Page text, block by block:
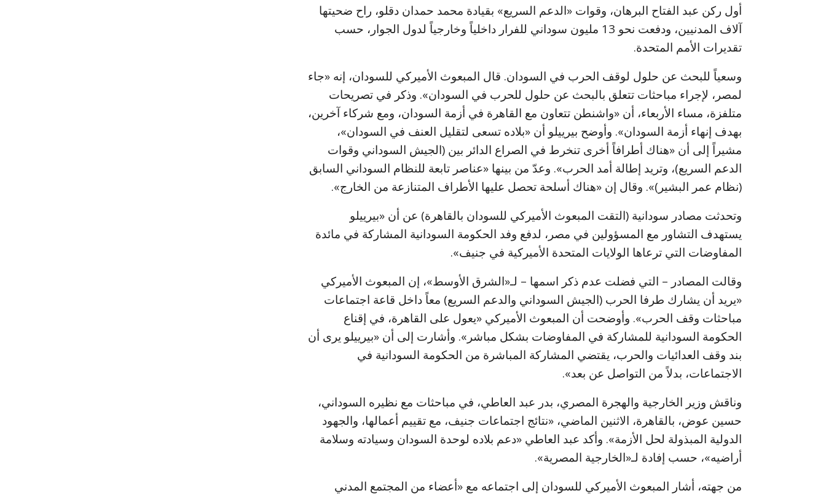
أول ركن عبد الفتاح البرهان، وقوات «الدعم السريع» بقيادة محمد حمدان دقلو، راح ضحيتها
آلاف المدنيين، ودفعت نحو 13 مليون سوداني للفرار داخلياً وخارجياً لدول الجوار، حسب
تقديرات الأمم المتحدة.
وسعياً للبحث عن حلول لوقف الحرب في السودان. قال المبعوث الأميركي للسودان، إنه «جاء
لمصر، لإجراء مباحثات تتعلق بالبحث عن حلول للحرب في السودان». وذكر في تصريحات
متلفزة، مساء الأربعاء، أن «واشنطن تتعاون مع القاهرة في أزمة السودان، ومع شركاء آخرين،
بهدف إنهاء أزمة السودان». وأوضح بيرييلو أن «بلاده تسعى لتقليل العنف في السودان»،
مشيراً إلى أن «هناك أطرافاً أخرى تنخرط في الصراع الدائر بين (الجيش السوداني وقوات
الدعم السريع)، وتريد إطالة أمد الحرب». وعدّ من بينها «عناصر تابعة للنظام السوداني السابق
(نظام عمر البشير)». وقال إن «هناك أسلحة تحصل عليها الأطراف المتنازعة من الخارج».
وتحدثت مصادر سودانية (التقت المبعوث الأميركي للسودان بالقاهرة) عن أن «بيرييلو
يستهدف التشاور مع المسؤولين في مصر، لدفع وفد الحكومة السودانية المشاركة في مائدة
المفاوضات التي ترعاها الولايات المتحدة الأميركية في جنيف».
وقالت المصادر – التي فضلت عدم ذكر اسمها – لـ«الشرق الأوسط»، إن المبعوث الأميركي
«يريد أن يشارك طرفا الحرب (الجيش السوداني والدعم السريع) معاً داخل قاعة اجتماعات
مباحثات وقف الحرب». وأوضحت أن المبعوث الأميركي «يعول على القاهرة، في إقناع
الحكومة السودانية للمشاركة في المفاوضات بشكل مباشر». وأشارت إلى أن «بيرييلو يرى أن
بند وقف العدائيات والحرب، يقتضي المشاركة المباشرة من الحكومة السودانية في
الاجتماعات، بدلاً من التواصل عن بعد».
وناقش وزير الخارجية والهجرة المصري، بدر عبد العاطي، في مباحثات مع نظيره السوداني،
حسين عوض، بالقاهرة، الاثنين الماضي، «نتائج اجتماعات جنيف، مع تقييم أعمالها، والجهود
الدولية المبذولة لحل الأزمة». وأكد عبد العاطي «دعم بلاده لوحدة السودان وسيادته وسلامة
أراضيه»، حسب إفادة لـ«الخارجية المصرية».
من جهته، أشار المبعوث الأميركي للسودان إلى اجتماعه مع «أعضاء من المجتمع المدني